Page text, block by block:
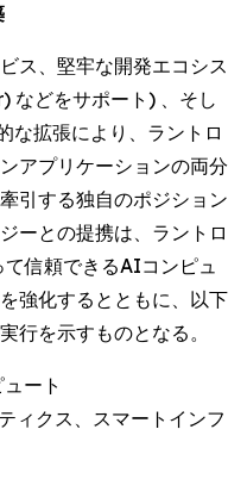
ス、堅牢な開発エコシス
などをサポート) 、そし
な拡張により、ラントロ
アプリケーションの両分
引する独自のポジション
ーとの提携は、ラントロ
信頼できるAIコンピュ
強化するとともに、以下
行を示すものとなる。
ート
ィクス、スマートインフ